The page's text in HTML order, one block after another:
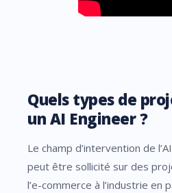
Quels types de
un AI Engineer ?
Le champ d’intervention de
peut être sollicité sur des
l’e-commerce à l’industrie en